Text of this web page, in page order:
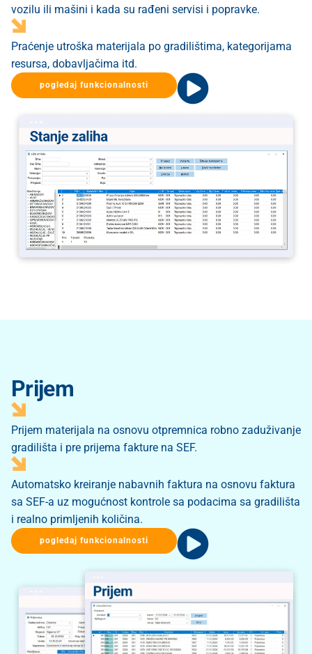
vozilu ili mašini i kada su rađeni servisi i popravke.
Praćenje utroška materijala po gradilištima, kategorijama
resursa, dobavljačima itd.
pogledaj funkcionalnosti
Prijem
Prijem materijala na osnovu otpremnica robno zaduživanje
gradilišta i pre prijema fakture na SEF.
Automatsko kreiranje nabavnih faktura na osnovu faktura
sa SEF-a uz mogućnost kontrole sa podacima sa gradilišta
i realno primljenih količina.
pogledaj funkcionalnosti